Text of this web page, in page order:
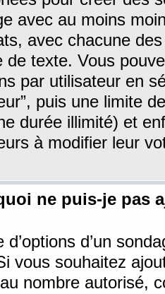
avec au moins
avec chacune
de texte. Vous
par utilisateur en
puis une limite
durée illimité) et
à modifier leur
ne puis-je pas
d’options d’un
vous souhaitez
nombre autorisé,